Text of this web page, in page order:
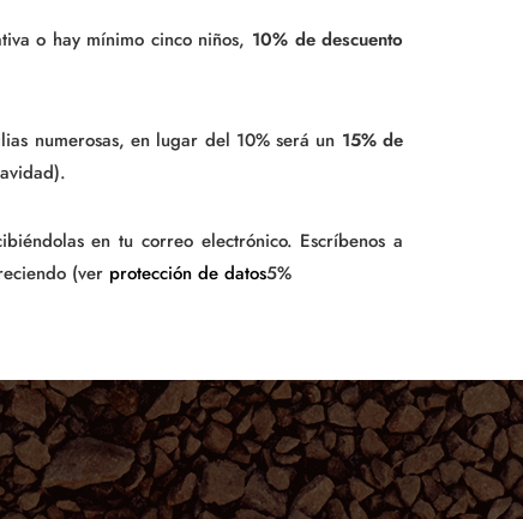
o hay mínimo cinco niños, 10% de descuento
numerosas, en lugar del 10% será un 15% de
en tu correo electrónico. Escríbenos a
(ver protección de datos5%